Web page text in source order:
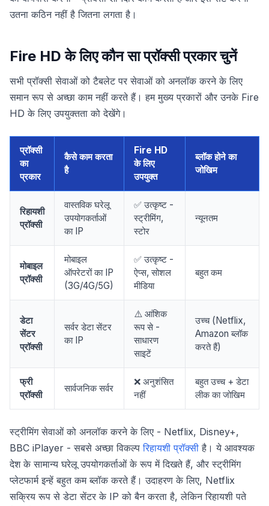
उतना कठिन नहीं है जितना लगता है।
Fire HD के लिए कौन सा प्रॉक्सी प्रकार चुनें
सभी प्रॉक्सी सेवाओं को टैबलेट पर सेवाओं को अनलॉक करने के लिए
समान रूप से अच्छा काम नहीं करते हैं। हम मुख्य प्रकारों और उनके Fire
HD के लिए उपयुक्तता को देखेंगे।
प्रॉक्सी
का
प्रकार
कैसे काम करता
है
Fire HD
के लिए
उपयुक्त
ब्लॉक होने का
जोखिम
रिहायशी
प्रॉक्सी
वास्तविक घरेलू
उपयोगकर्ताओं
का IP
✅ उत्कृष्ट -
स्ट्रीमिंग,
स्टोर
न्यूनतम
मोबाइल
प्रॉक्सी
मोबाइल
ऑपरेटरों का IP
(3G/4G/5G)
✅ उत्कृष्ट -
ऐप्स, सोशल
मीडिया
बहुत कम
डेटा
सेंटर
प्रॉक्सी
सर्वर डेटा सेंटर
का IP
⚠️ आंशिक
रूप से -
साधारण
साइटें
उच्च (Netflix,
Amazon ब्लॉक
करते हैं)
फ्री
प्रॉक्सी
सार्वजनिक सर्वर
❌ अनुशंसित
नहीं
बहुत उच्च + डेटा
लीक का जोखिम
स्ट्रीमिंग सेवाओं को अनलॉक करने के लिए - Netflix, Disney+,
BBC iPlayer - सबसे अच्छा विकल्परिहायशी प्रॉक्सी है। ये आवश्यक
देश के सामान्य घरेलू उपयोगकर्ताओं के रूप में दिखते हैं, और स्ट्रीमिंग
प्लेटफार्म इन्हें बहुत कम ब्लॉक करते हैं। उदाहरण के लिए, Netflix
सक्रिय रूप से डेटा सेंटर के IP को बैन करता है, लेकिन रिहायशी पते